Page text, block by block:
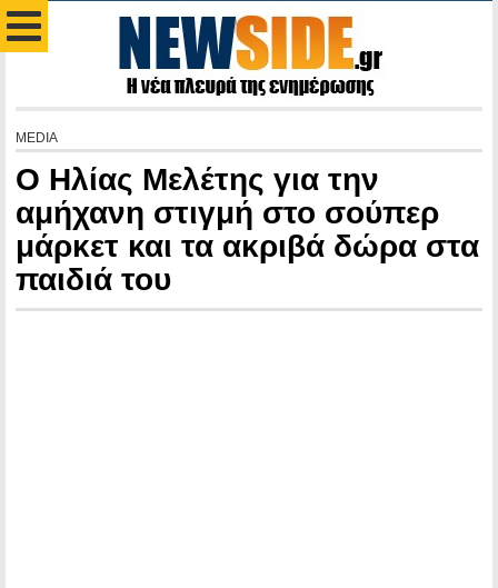
MEDIA
Ο Ηλίας Μελέτης για την
αμήχανη στιγμή στο σούπερ
μάρκετ και τα ακριβά δώρα στα
παιδιά του